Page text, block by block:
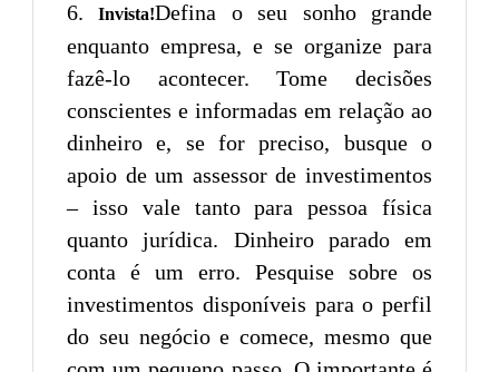
Invista!Defina o seu sonho grande
enquanto empresa, e se organize para
fazê-lo acontecer. Tome decisões
conscientes e informadas em relação ao
dinheiro e, se for preciso, busque o
apoio de um assessor de investimentos
– isso vale tanto para pessoa física
quanto jurídica. Dinheiro parado em
conta é um erro. Pesquise sobre os
investimentos disponíveis para o perfil
do seu negócio e comece, mesmo que